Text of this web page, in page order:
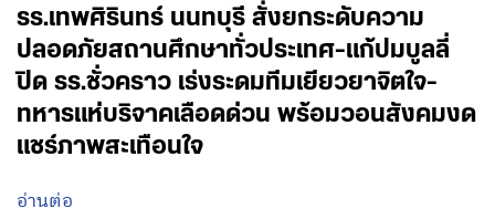
รร.เทพศิรินทร์ นนทบุรี สั่งยกระดับความ
ปลอดภัยสถานศึกษาทั่วประเทศ-แก้ปมบูลลี่
ปิด รร.ชั่วคราว เร่งระดมทีมเยียวยาจิตใจ-
ทหารแห่บริจาคเลือดด่วน พร้อมวอนสังคมงด
แชร์ภาพสะเทือนใจ
อ่านต่อ